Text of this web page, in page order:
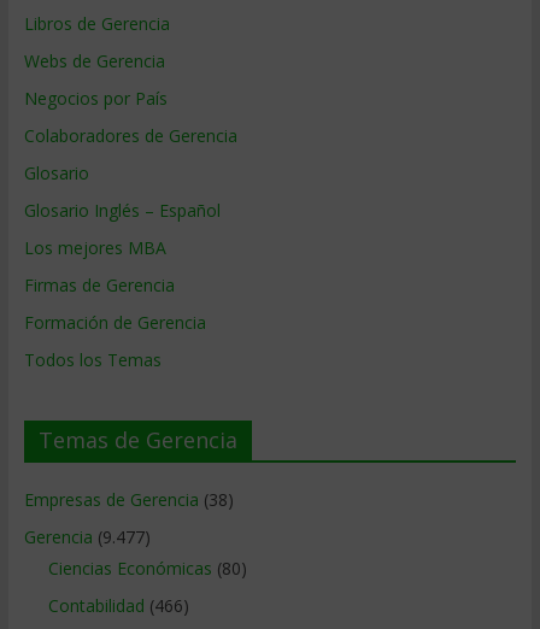
Libros de Gerencia
Webs de Gerencia
Negocios por País
Colaboradores de Gerencia
Glosario
Glosario Inglés – Español
Los mejores MBA
Firmas de Gerencia
Formación de Gerencia
Todos los Temas
Temas de Gerencia
Empresas de Gerencia (38)
Gerencia (9.477)
Ciencias Económicas (80)
Contabilidad (466)